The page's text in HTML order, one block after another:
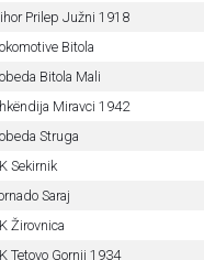
Prilep Južni 1918
Bitola
Bitola Mali
Miravci 1942
Struga
Sekirnik
Saraj
Žirovnica
Tetovo Gornji 1934